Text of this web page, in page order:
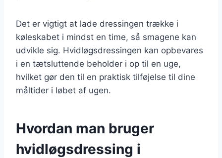
Det er vigtigt at lade dressingen trække i
køleskabet i mindst en time, så smagene kan
udvikle sig. Hvidløgsdressingen kan opbevares
i en tætsluttende beholder i op til en uge,
hvilket gør den til en praktisk tilføjelse til dine
måltider i løbet af ugen.
Hvordan man bruger
hvidløgsdressing i